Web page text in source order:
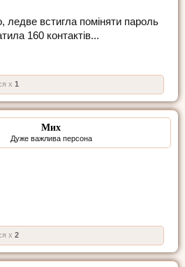
ледве встигла поміняти пароль
160 контактів...
x 1
Мих
Дуже важлива персона
x 2